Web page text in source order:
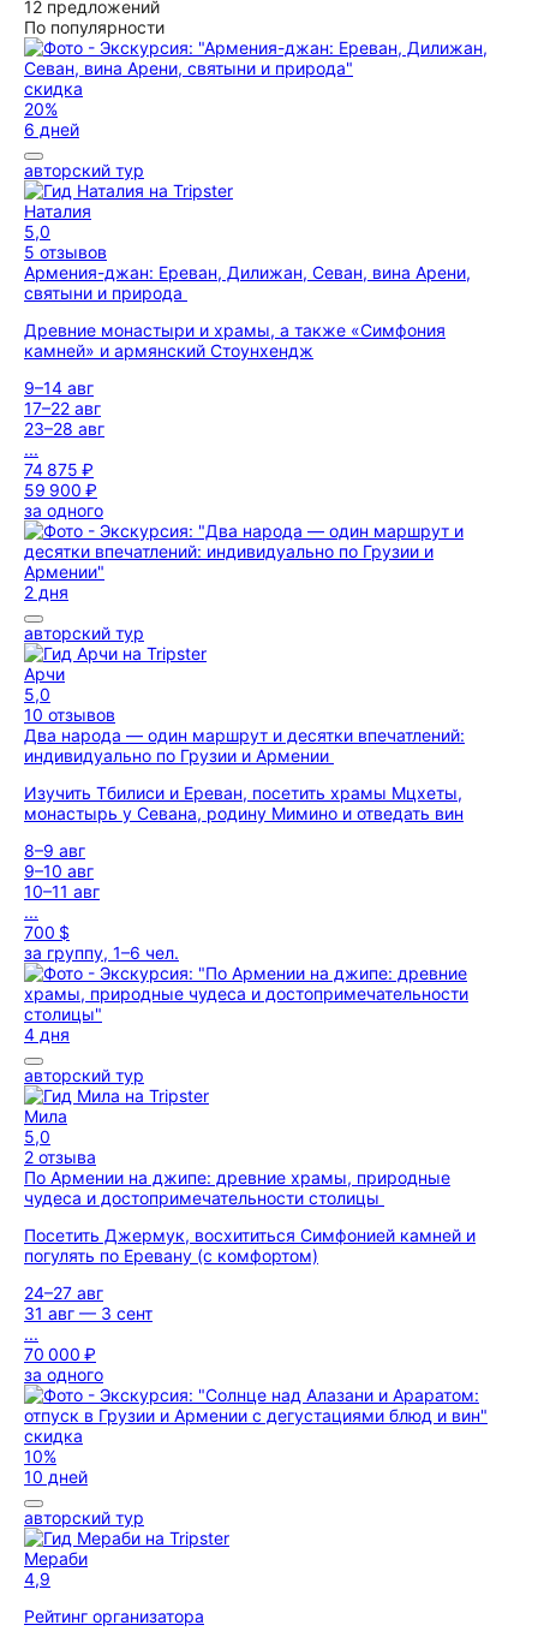
12 предложений
По популярности
скидка
20%
6 дней
авторский тур
Наталия
5,0
5 отзывов
Армения-джан: Ереван, Дилижан, Севан, вина Арени,
святыни и природа
Древние монастыри и храмы, а также «Симфония
камней» и армянский Стоунхендж
9–14 авг
17–22 авг
23–28 авг
...
74 875 ₽
59 900 ₽
за одного
2 дня
авторский тур
Арчи
5,0
10 отзывов
Два народа — один маршрут и десятки впечатлений:
индивидуально по Грузии и Армении
Изучить Тбилиси и Ереван, посетить храмы Мцхеты,
монастырь у Севана, родину Мимино и отведать вин
8–9 авг
9–10 авг
10–11 авг
...
700 $
за группу, 1–6 чел.
4 дня
авторский тур
Мила
5,0
2 отзыва
По Армении на джипе: древние храмы, природные
чудеса и достопримечательности столицы
Посетить Джермук, восхититься Симфонией камней и
погулять по Еревану (с комфортом)
24–27 авг
31 авг — 3 сент
...
70 000 ₽
за одного
скидка
10%
10 дней
авторский тур
Мераби
4,9
Рейтинг организатора